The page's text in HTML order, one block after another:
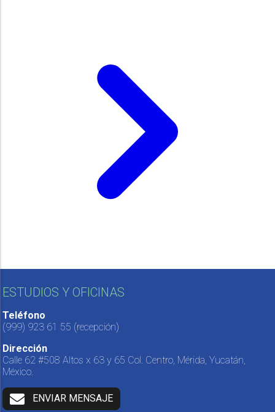
ESTUDIOS Y OFICINAS
Teléfono
(999) 923 61 55 (recepción)
Dirección
Calle 62 #508 Altos x 63 y 65 Col. Centro, Mérida, Yucatán,
México.
ENVIAR MENSAJE